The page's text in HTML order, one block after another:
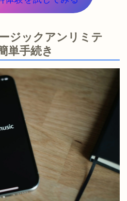
ジックアンリミテ
単手続き